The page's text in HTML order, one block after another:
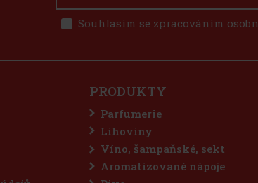
Souhlasím se zpracováním
PRODUKTY
Parfumerie
Lihoviny
Víno, šampaňské, sekt
Aromatizované nápoje